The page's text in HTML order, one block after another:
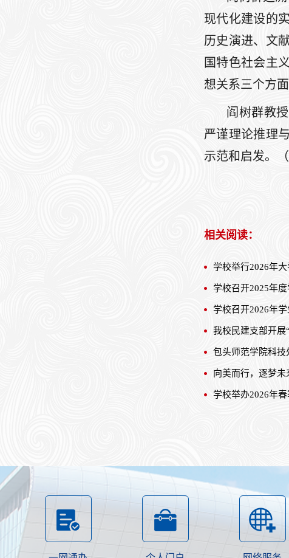
现代化建设的
历史演进、文
国特色社会主
想关系三个方
阎树群教
严谨理论推理
示范和启发。
相关阅读：
学校举行2026年
学校召开2025年
学校召开2026年
我校民建支部开展
包头师范学院科
向美而行，逐梦未
学校举办2026年